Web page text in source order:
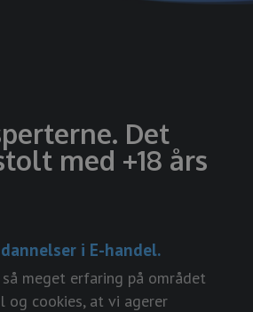
Det
med +18 års
i E-handel.
meget erfaring på området
og cookies, at vi agerer